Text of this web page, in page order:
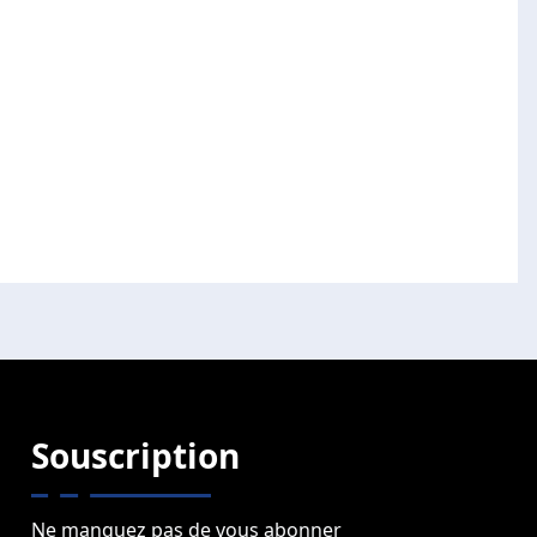
Souscription
Ne manquez pas de vous abonner